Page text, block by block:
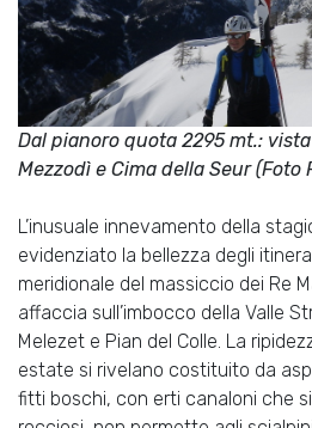
Dal pianoro quota 2295 mt.:
Mezzodì e Cima della Seur (Foto
L’inusuale innevamento della
evidenziato la bellezza degli
meridionale del massiccio dei Re
affaccia sull’imbocco della Valle
Melezet e Pian del Colle. La
estate si rivelano costituito da
fitti boschi, con erti canaloni che